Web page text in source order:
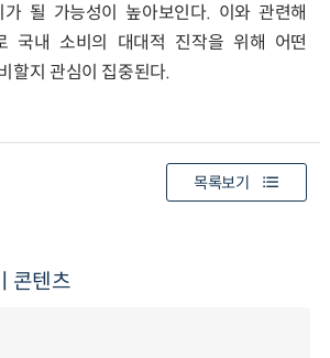
될 가능성이 높아보인다. 이와 관련해
국내 소비의 대대적 진작을 위해 어떤
할지 관심이 집중된다.
목록보기
콘텐츠